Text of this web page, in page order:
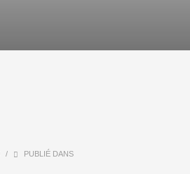
/ PUBLIÉ DANS